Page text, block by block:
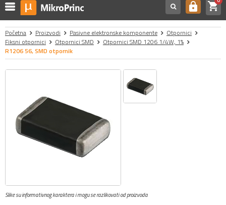
https shopping_cart
Početna Proizvodi Pasivne elektronske komponente
Otpornici
Fiksni otpornici
Otpornici SMD
Otpornici SMD 1206 1/4W, 1%
R1206 56, SMD otpornik
Slike su informativnog karaktera i mogu se razlikovati od proizvoda